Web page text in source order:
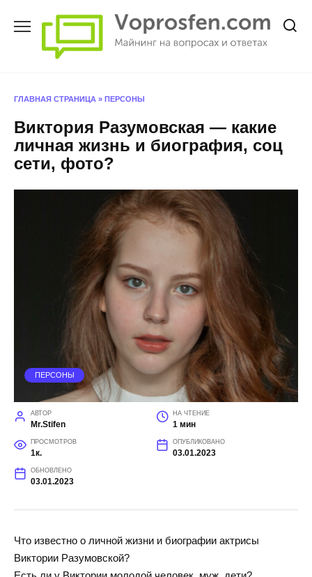
ГЛАВНАЯ СТРАНИЦА » ПЕРСОНЫ
Виктория Разумовская — какие
личная жизнь и биография, соц
сети, фото?
ПЕРСОНЫ
АВТОР
Mr.Stifen
НА ЧТЕНИЕ
1 мин
ПРОСМОТРОВ
1к.
ОПУБЛИКОВАНО
03.01.2023
ОБНОВЛЕНО
03.01.2023
Что известно о личной жизни и биографии актрисы
Виктории Разумовской?